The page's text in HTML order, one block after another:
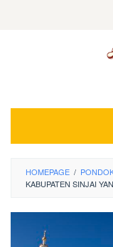
HOMEPAGE /
KABUPATEN SINJAI